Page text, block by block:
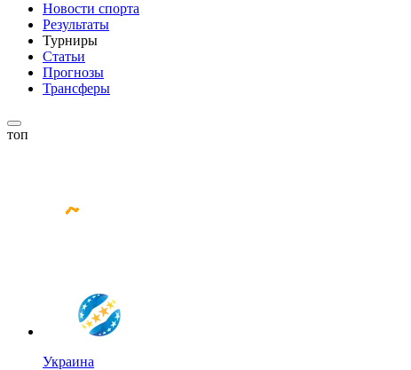
Новости спорта
Результаты
Турниры
Статьи
Прогнозы
Трансферы
топ
Украина